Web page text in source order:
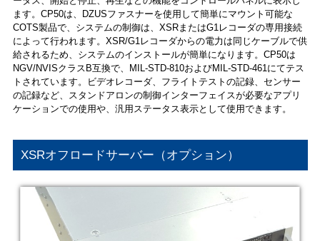
ます。CP50は、DZUSファスナーを使用して簡単にマウント可能な
COTS製品で、システムの制御は、XSRまたはG1レコーダの専用接続
によって行われます。XSR/G1レコーダからの電力は同じケーブルで供
給されるため、システムのインストールが簡単になります。CP50は
NGV/NVISクラスB互換で、MIL-STD-810およびMIL-STD-461にてテス
トされています。ビデオレコーダ、フライトテストの記録、センサー
の記録など、スタンドアロンの制御インターフェイスが必要なアプリ
ケーションでの使用や、汎用ステータス表示として使用できます。
XSRオフロードサーバー（オプション）